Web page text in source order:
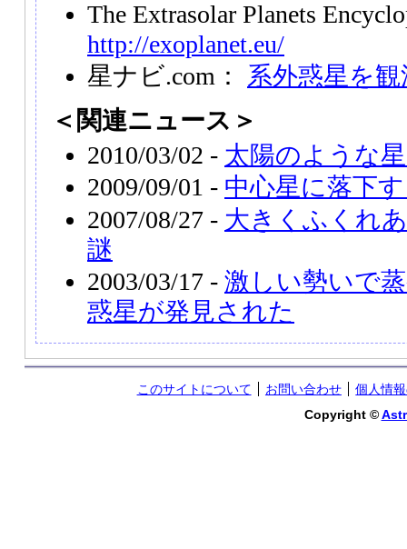
The Extrasolar Planets
http://exoplanet.eu/
星ナビ.com： 系外惑星を
＜関連ニュース＞
2010/03/02 - 太陽のような
2009/09/01 - 中心星に落下
2007/08/27 - 大きくふくれ
謎
2003/03/17 - 激しい勢いで
惑星が発見された
このサイトについて お問い合わせ
個人情
Copyright ©